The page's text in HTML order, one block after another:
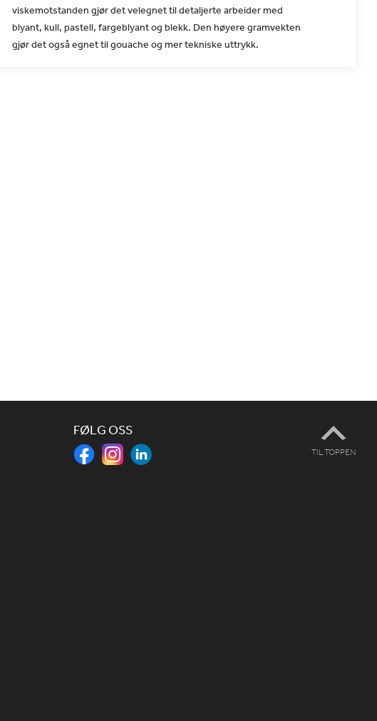
viskemotstanden gjør det velegnet til detaljerte arbeider med
blyant, kull, pastell, fargeblyant og blekk. Den høyere gramvekten
gjør det også egnet til gouache og mer tekniske uttrykk.
FØLG OSS
TIL TOPPEN